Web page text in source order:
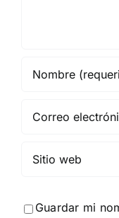
Guardar mi